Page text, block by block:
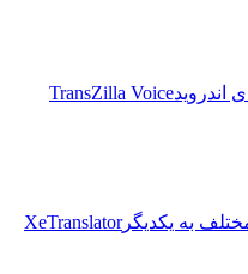
TransZilla Voice
به یکدیگرXeTranslator